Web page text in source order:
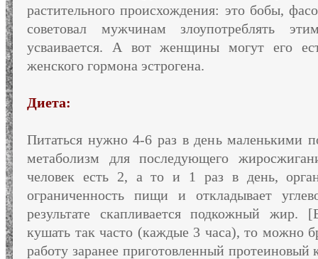
растительного происхождения: это бобы,
советовал мужчинам злоупотреблять
усваивается. А вот женщины могут его
женского гормона эстрогена.
Диета:
Питаться нужно 4-6 раз в день маленькими
метаболизм для последующего
человек есть 2, а то и 1 раз в день,
ограниченность пищи и откладывает
результате скапливается подкожный жир.
кушать так часто (каждые 3 часа), то можно
работу заранее приготовленный